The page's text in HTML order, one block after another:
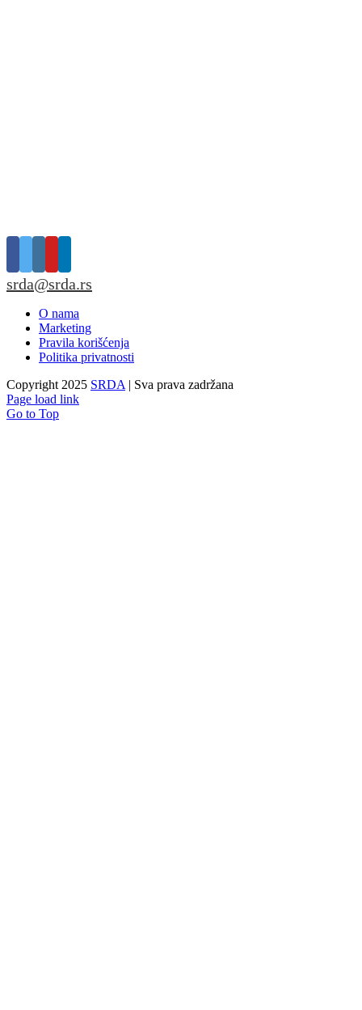
srda@srda.rs
O nama
Marketing
Pravila korišćenja
Politika privatnosti
Copyright 2025 SRDA | Sva prava zadržana
Page load link
Go to Top